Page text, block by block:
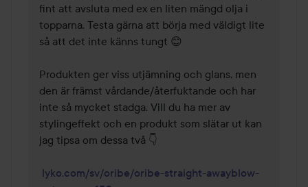
fint att avsluta med ex en liten mängd olja i
topparna. Testa gärna att börja med väldigt lite
så att det inte känns tungt 😊
Produkten ger viss utjämning och glans, men
den är främst vårdande/återfuktande och har
inte så mycket stadga. Vill du ha mer av
stylingeffekt och en produkt som slätar ut kan
jag tipsa om dessa två 👇
lyko.com/sv/oribe/oribe-straight-awayblow-